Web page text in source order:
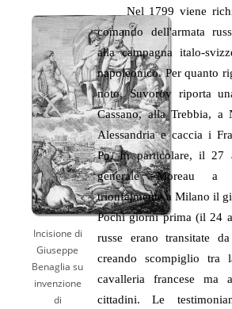
Incisione di
Giuseppe
Benaglia su
invenzione
di
Nel 1799 viene
comando dell'armata
alla campagna italo-
napoleonico. Per quanto
noto, Suvorov riporta
Cassano, alla Trebbia, a
Alessandria e caccia i
Po. In particolare, il 27
generale Moreau a
trionfalmente a Milano il
Pochi giorni prima (il 24
russe erano transitate
creando scompiglio tra
cavalleria francese ma
cittadini. Le